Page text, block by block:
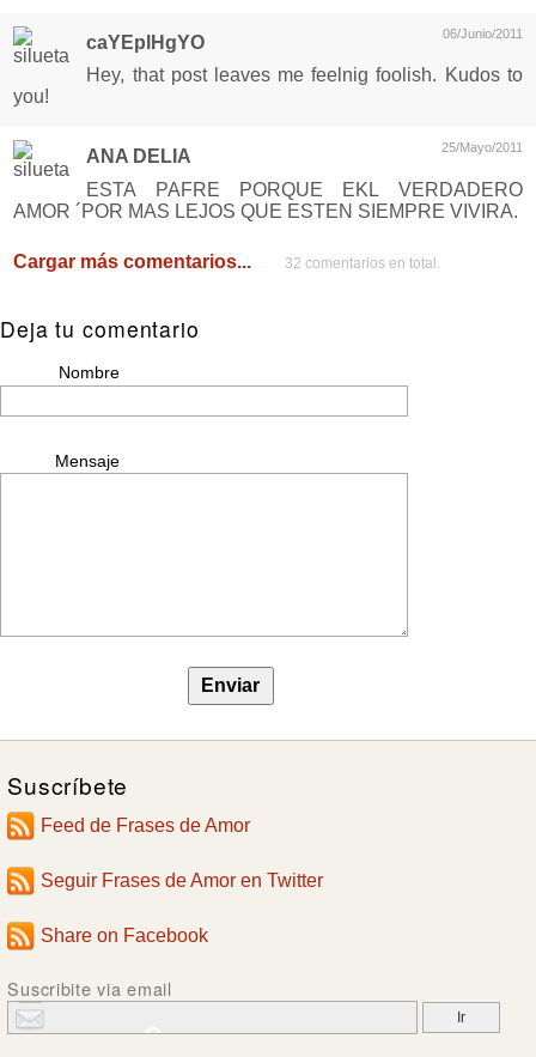
06/Junio/2011
caYEplHgYO
Hey, that post leaves me feelnig foolish. Kudos to
you!
25/Mayo/2011
ANA DELIA
ESTA PAFRE PORQUE EKL VERDADERO
AMOR ´POR MAS LEJOS QUE ESTEN SIEMPRE VIVIRA.
Cargar más comentarios... 32 comentarios en total.
Deja tu comentario
Nombre
Mensaje
Suscríbete
Feed de Frases de Amor
Seguir Frases de Amor en Twitter
Share on Facebook
Suscribite via email